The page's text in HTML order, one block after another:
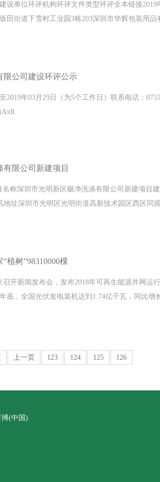
设单位环评机构环评文件类型环评全本链接2019
田街道下雪村工业园3栋203深圳市华辉包装用
限公司建设环评公示
2019年03月29日（为5个工作日）联系电话：
限公司新建项目
称深圳市光明新区极净洗涤有限公司新建项目
地址深圳市光明区光明街道高新技术园区西区同
植树”98310000棵
召开新闻发布会，发布2018年可再生能源并网运
底，全国光伏发电装机达到1.74亿千瓦，同比增
上一页 123 124 125 126
搏(中国)